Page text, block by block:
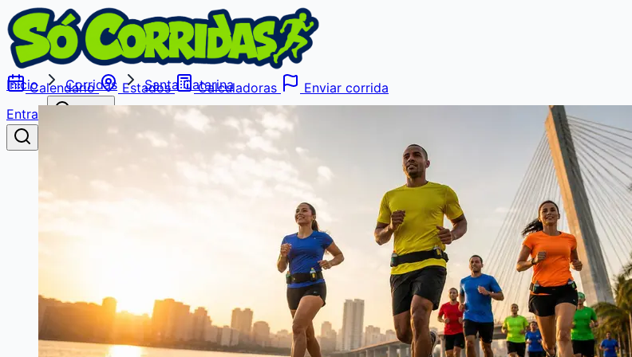
Calendário Estados Calculadoras
Enviar corrida
Entrar
Início Corridas Santa Catarina